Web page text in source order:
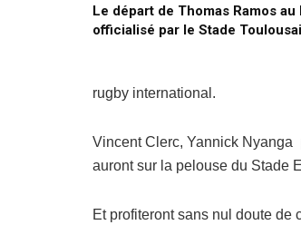
Le départ de Thomas Ramos au
officialisé par le Stade
rugby international.
Vincent Clerc, Yannick Nyanga
auront sur la pelouse du Stade
Et profiteront sans nul doute de